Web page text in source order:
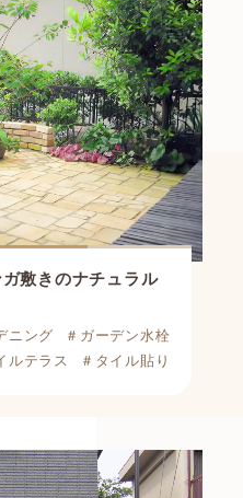
敷きのナチュラル
ニング
＃ガーデン水栓
ルテラス
＃タイル貼り